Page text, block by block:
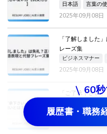
日本語 言葉の
2025年09月08日
「了解しました
レーズ集
ビジネスマナー
2025年09月08日
「ご了承下さい
日本語 言葉の
60
履歴書・職務